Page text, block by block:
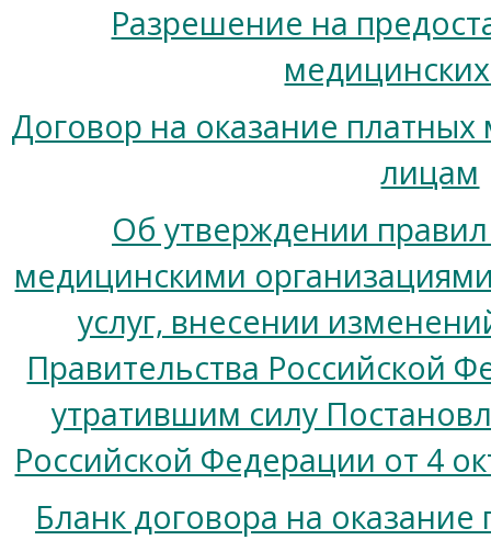
Разрешение на
медицинских
Договор на оказание платных
лицам
Об утверждении
медицинскими
услуг, внесении
Правительства Российской
утратившим силу
Российской Федерации от 4
Бланк договора на